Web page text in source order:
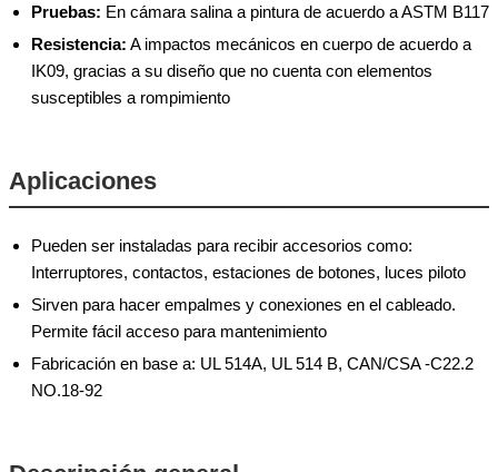
Pruebas: En cámara salina a pintura de acuerdo a ASTM B117
Resistencia: A impactos mecánicos en cuerpo de acuerdo a
IK09, gracias a su diseño que no cuenta con elementos
susceptibles a rompimiento
Aplicaciones
Pueden ser instaladas para recibir accesorios como:
Interruptores, contactos, estaciones de botones, luces piloto
Sirven para hacer empalmes y conexiones en el cableado.
Permite fácil acceso para mantenimiento
Fabricación en base a: UL 514A, UL 514 B, CAN/CSA -C22.2
NO.18-92